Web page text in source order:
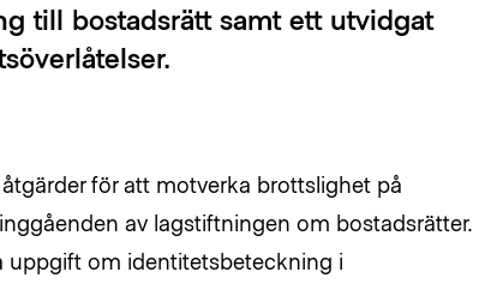
till bostadsrätt samt ett utvidgat
för att motverka brottslighet på
av lagstiftningen om bostadsrätter.
uppgift om identitetsbeteckning i